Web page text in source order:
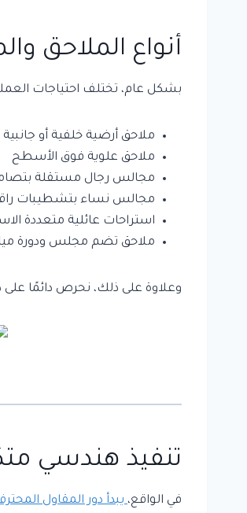
أنواع الملاحق
بشكل عام، تختلف احتياجات
ملاحق أرضية خلفية أو جانبية
ملاحق علوية فوق الأسطح
مجالس رجال مستقلة
مجالس نساء بتشطيبات
استراحات عائلية متعددة
ملاحق تضم مجلس ودورة
وعلاوة على ذلك، نحرص دائمًا
تنفيذ هندسي
في الواقع،يبدأ دور المقاول